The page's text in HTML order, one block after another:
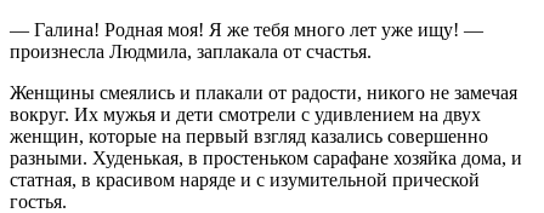
— Галина! Родная моя! Я же тебя много лет уже ищу! —
произнесла Людмила, заплакала от счастья.
Женщины смеялись и плакали от радости, никого не замечая
вокруг. Их мужья и дети смотрели с удивлением на двух
женщин, которые на первый взгляд казались совершенно
разными. Худенькая, в простеньком сарафане хозяйка дома, и
статная, в красивом наряде и с изумительной прической
гостья.